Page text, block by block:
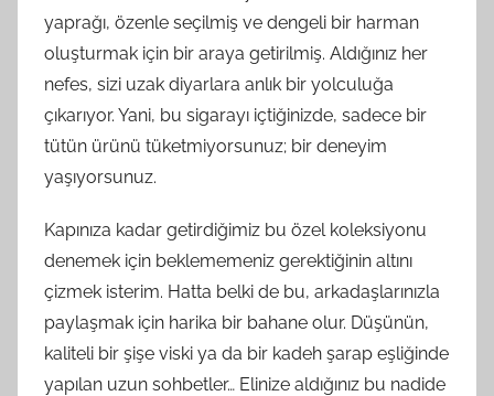
yaprağı, özenle seçilmiş ve dengeli bir harman
oluşturmak için bir araya getirilmiş. Aldığınız her
nefes, sizi uzak diyarlara anlık bir yolculuğa
çıkarıyor. Yani, bu sigarayı içtiğinizde, sadece bir
tütün ürünü tüketmiyorsunuz; bir deneyim
yaşıyorsunuz.
Kapınıza kadar getirdiğimiz bu özel koleksiyonu
denemek için beklememeniz gerektiğinin altını
çizmek isterim. Hatta belki de bu, arkadaşlarınızla
paylaşmak için harika bir bahane olur. Düşünün,
kaliteli bir şişe viski ya da bir kadeh şarap eşliğinde
yapılan uzun sohbetler… Elinize aldığınız bu nadide